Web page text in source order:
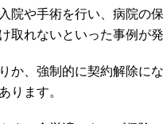
院や手術を行い、病院の
取れないといった事例が発
か、強制的に契約解除に
ります。